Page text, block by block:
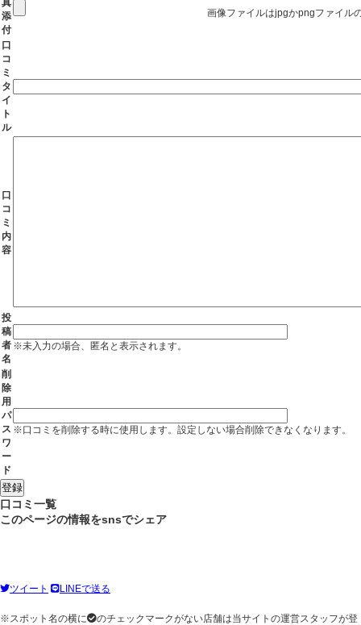
真
添
付
画像ファイルはjpgかpngファイル
口
コ
ミ
タ
イ
ト
ル
口
コ
ミ
内
容
投
稿
者
名
※未入力の場合、匿名と表示されます。
削
除
用
パ
ス
ワ
ー
ド
※口コミを削除する時に使用します。設定しない場合削除できなくなります。
口コミ一覧
このページの情報をsnsでシェア
ツイート LINEで送る
※スポット名の横に
のチェックマークがない店舗は当サイトの運営スタッフが登